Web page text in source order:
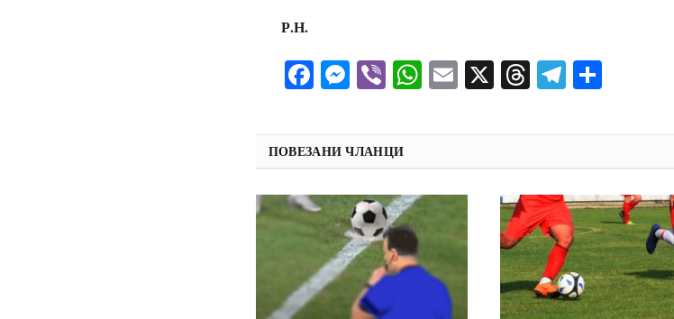
Р.Н.
Facebook
Messenger
ViberWhatsApp
Email
X ThreadsTelegram
ПОВЕЗАНИ ЧЛАНЦИ